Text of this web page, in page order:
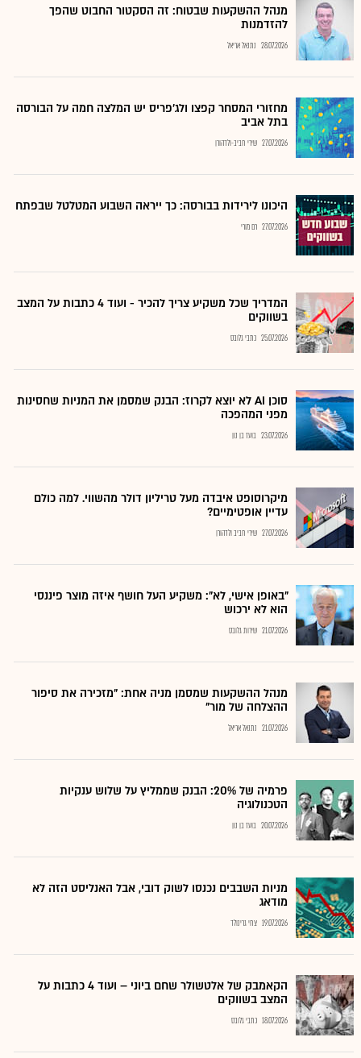
מנהל ההשקעות שבטוח: זה הסקטור החבוט שהפך
להזדמנות
28.07.2026 נתנאל אריאל
מחזורי המסחר קפצו ולג'פריס יש המלצה חמה על הבורסה
בתל אביב
27.07.2026 שירי חביב-ולדהורן
היכונו לירידות בבורסה: כך ייראה השבוע המטלטל שבפתח
27.07.2026 רם מורי
המדריך שכל משקיע צריך להכיר - ועוד 4 כתבות על המצב
בשווקים
25.07.2026 כתבי גלובס
סוכן AI לא יוצא לקרוז: הבנק שמסמן את המניות שחסינות
מפני המהפכה
23.07.2026 בועז בן נון
מיקרוסופט איבדה מעל טריליון דולר מהשווי. למה כולם
עדיין אופטימיים?
27.07.2026 שירי חביב ולדהורן
"באופן אישי, לא": משקיע העל חושף איזה מוצר פיננסי
הוא לא ירכוש
21.07.2026 שירות גלובס
מנהל ההשקעות שמסמן מניה אחת: "מזכירה את סיפור
ההצלחה של מור"
21.07.2026 נתנאל אריאל
פרמיה של 20%: הבנק שממליץ על שלוש ענקיות
הטכנולוגיה
20.07.2026 בועז בן נון
מניות השבבים נכנסו לשוק דובי, אבל האנליסט הזה לא
מודאג
19.07.2026 צחי גרינולד
הקאמבק של אלטשולר שחם ביוני – ועוד 4 כתבות על
המצב בשווקים
18.07.2026 כתבי גלובס